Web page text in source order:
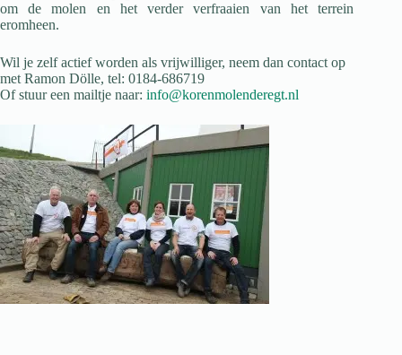
om de molen en het verder verfraaien van het terrein
eromheen.
Wil je zelf actief worden als vrijwilliger, neem dan contact op
met Ramon Dölle, tel: 0184-686719
Of stuur een mailtje naar: info@korenmolenderegt.nl